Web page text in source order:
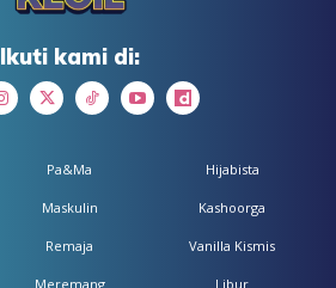
Ikuti kami di:
Pa&Ma
Maskulin
Remaja
Meremang
Hijabista
Kashoorga
Vanilla Kismis
Libur